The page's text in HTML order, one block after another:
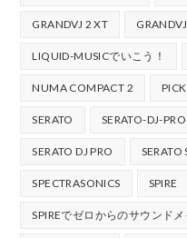
GRANDVJ 2 XT
LIQUID-MUSICでいこう！
NUMA COMPACT 2
SERATO SERATO-DJ-
SERATO DJ PRO SERATO
SPECTRASONICS SPIRE
SPIREでゼロからのサウンドメ